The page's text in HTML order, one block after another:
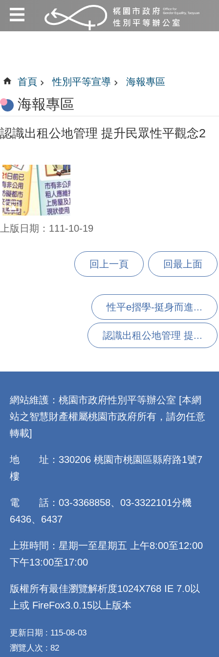
跳到主要內容區塊
:::
:::
首頁 性別平等宣導 海報專區
海報專區
認識出租公地管理 提升民眾性平觀念2
上版日期：111-10-19
回上一頁 回最上面
性平e摺學-挺身而進...
認識出租公地管理 提...
網站維護：桃園市政府性別平等辦公室 [本網
站之智慧財產權屬桃園市政府所有，請勿任意
轉載]
地 址：330206 桃園市桃園區縣府路1號7
樓
電 話：03-3368858、03-3322101分機
6436、6437
上班時間：星期一至星期五 上午8:00至12:00
下午13:00至17:00
版權所有最佳瀏覽解析度1024X768 IE 7.0以
上或 FireFox3.0.15以上版本
更新日期
115-08-03
瀏覽人次
82